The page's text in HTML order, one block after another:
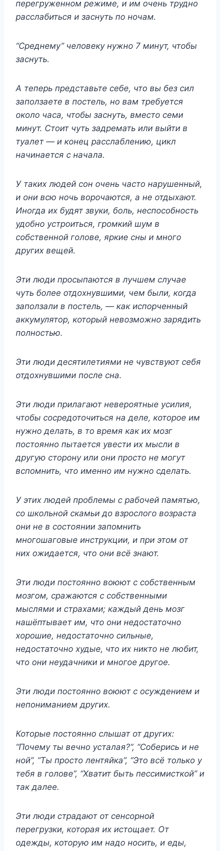
перегруженном режиме, и им очень трудно
расслабиться и заснуть по ночам.
“Среднему” человеку нужно 7 минут, чтобы
заснуть.
А теперь представьте себе, что вы без сил
заползаете в постель, но вам требуется
около часа, чтобы заснуть, вместо семи
минут. Стоит чуть задремать или выйти в
туалет — и конец расслаблению, цикл
начинается с начала.
У таких людей сон очень часто нарушенный,
и они всю ночь ворочаются, а не отдыхают.
Иногда их будят звуки, боль, неспособность
удобно устроиться, громкий шум в
собственной голове, яркие сны и много
других вещей.
Эти люди просыпаются в лучшем случае
чуть более отдохнувшими, чем были, когда
заползали в постель, — как испорченный
аккумулятор, который невозможно зарядить
полностью.
Эти люди десятилетиями не чувствуют себя
отдохнувшими после сна.
Эти люди прилагают невероятные усилия,
чтобы сосредоточиться на деле, которое им
нужно делать, в то время как их мозг
постоянно пытается увести их мысли в
другую сторону или они просто не могут
вспомнить, что именно им нужно сделать.
У этих людей проблемы с рабочей памятью,
со школьной скамьи до взрослого возраста
они не в состоянии запомнить
многошаговые инструкции, и при этом от
них ожидается, что они всё знают.
Эти люди постоянно воюют с собственным
мозгом, сражаются с собственными
мыслями и страхами; каждый день мозг
нашёптывает им, что они недостаточно
хорошие, недостаточно сильные,
недостаточно худые, что их никто не любит,
что они неудачники и многое другое.
Эти люди постоянно воюют с осуждением и
непониманием других.
Которые постоянно слышат от других:
“Почему ты вечно усталая?”, “Соберись и не
ной”, “Ты просто лентяйка”, “Это всё только у
тебя в голове”, “Хватит быть пессимисткой” и
так далее.
Эти люди страдают от сенсорной
перегрузки, которая их истощает. От
одежды, которую им надо носить, и еды,